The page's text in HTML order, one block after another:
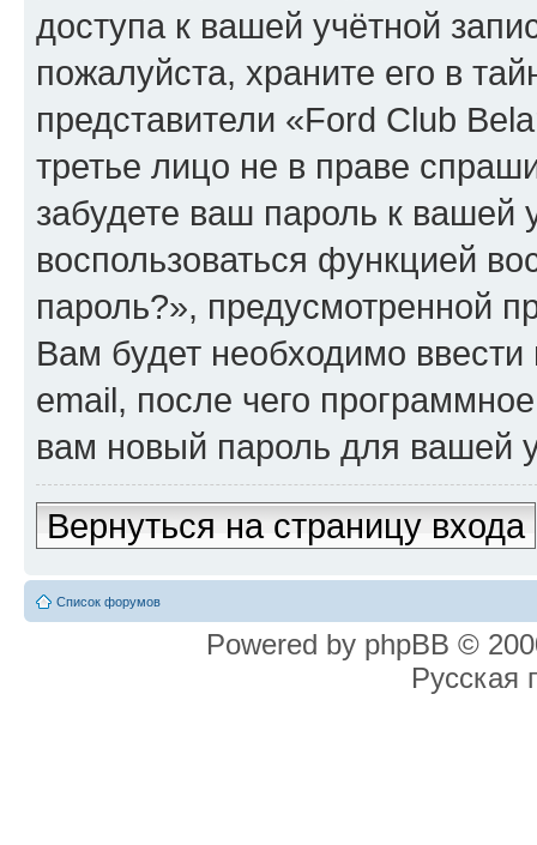
доступа к вашей учётной
пожалуйста, храните его в
представители «Ford Club
третье лицо не в праве
забудете ваш пароль к вашей
воспользоваться функцией
пароль?», предусмотренной
Вам будет необходимо
email, после чего
вам новый пароль для вашей
Вернуться на страницу входа
Список форумов
Powered by phpBB ©
Русская